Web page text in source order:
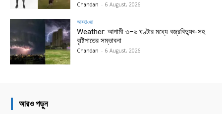
Chandan - 6 August, 2026
আবহাওয়া
Weather: আগামী ৩–৬ ঘণ্টার মধ্যে বজ্রবিদ্যুৎ-সহ
বৃষ্টিপাতের সম্ভাবনা
Chandan - 6 August, 2026
আরও পড়ুন